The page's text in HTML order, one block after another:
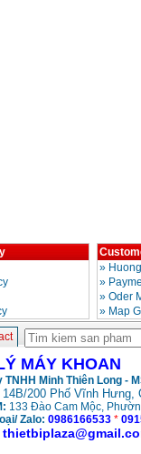
»
»
» Oder
» Map
MÁY KHOAN
TNHH Minh Thiên Long -
14B/200 Phố Vĩnh Hưng,
133 Đào Cam Mộc,
Zalo: 0986166533 *